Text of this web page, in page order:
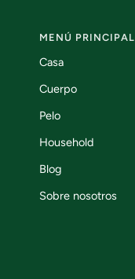
MENÚ PRINCIPAL
Casa
Cuerpo
Pelo
Household
Blog
Sobre nosotros